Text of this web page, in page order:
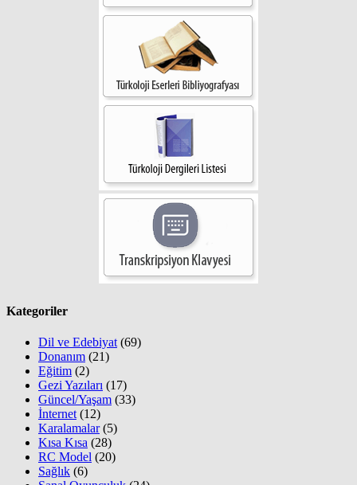
Kategoriler
Dil ve Edebiyat (69)
Donanım (21)
Eğitim (2)
Gezi Yazıları (17)
Güncel/Yaşam (33)
İnternet (12)
Karalamalar(5)
Kısa Kısa (28)
RC Model (20)
Sağlık (6)